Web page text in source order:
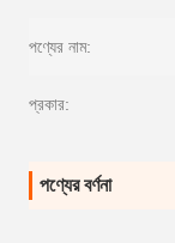
পণ্যের নাম:
প্রকার:
পণ্যের বর্ণনা